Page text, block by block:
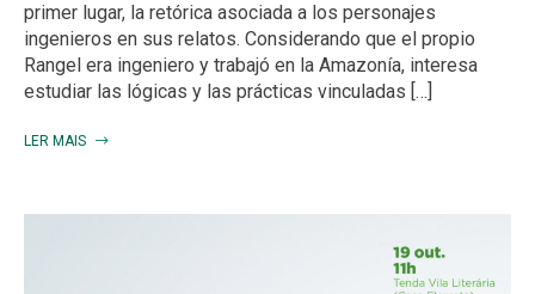
primer lugar, la retórica asociada a los personajes
ingenieros en sus relatos. Considerando que el propio
Rangel era ingeniero y trabajó en la Amazonía, interesa
estudiar las lógicas y las prácticas vinculadas […]
LER MAIS